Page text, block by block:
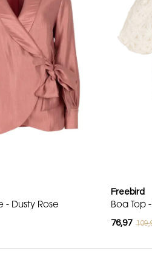
- Dusty Rose
Freebird
Boa Top
76,97